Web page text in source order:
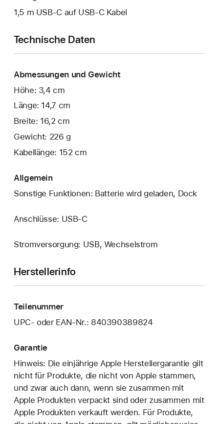
1,5 m USB-C auf USB-C Kabel
Technische Daten
Abmessungen und Gewicht
Höhe: 3,4 cm
Länge: 14,7 cm
Breite: 16,2 cm
Gewicht: 226 g
Kabellänge: 152 cm
Allgemein
Sonstige Funktionen: Batterie wird geladen, Dock
Anschlüsse: USB‑C
Stromversorgung: USB, Wechselstrom
Herstellerinfo
Teilenummer
UPC- oder EAN-Nr.: 840390389824
Garantie
Hinweis: Die einjährige Apple Herstellergarantie gilt
nicht für Produkte, die nicht von Apple stammen,
und zwar auch dann, wenn sie zusammen mit
Apple Produkten verpackt sind oder zusammen mit
Apple Produkten verkauft werden. Für Produkte,